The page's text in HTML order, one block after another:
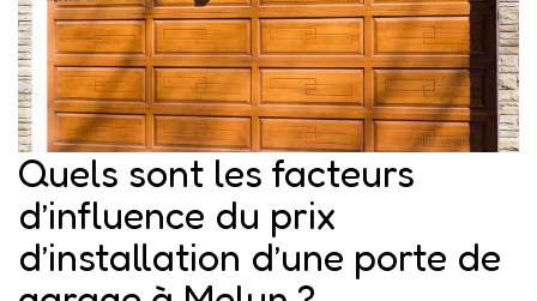
Quels sont les facteurs
d’influence du prix
d’installation d’une porte de